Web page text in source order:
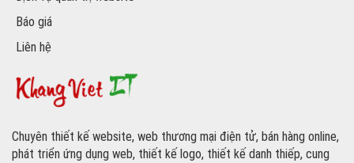
Báo giá
Liên hệ
Chuyên thiết kế website, web thương mại điện tử, bán hàng online,
phát triển ứng dụng web, thiết kế logo, thiết kế danh thiếp, cung